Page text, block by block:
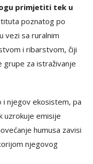
primjetiti tek u
poznatog po
vezi sa ruralnim
i ribarstvom, čiji
za istraživanje
i njegov ekosistem, pa
uzrokuje emisije
humusa zavisi
njegovog